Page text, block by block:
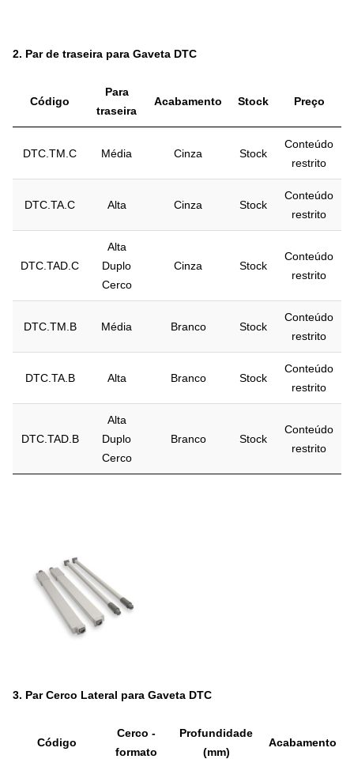
2. Par de traseira para Gaveta DTC
Código
Para
traseira
Acabamento Stock Preço
DTC.TM.C Média Cinza Stock
Conteúdo
restrito
DTC.TA.C Alta Cinza Stock
Conteúdo
restrito
DTC.TAD.C
Alta
Duplo
Cerco
Cinza Stock
Conteúdo
restrito
DTC.TM.B Média Branco Stock
Conteúdo
restrito
DTC.TA.B Alta Branco Stock
Conteúdo
restrito
DTC.TAD.B
Alta
Duplo
Cerco
Branco Stock
Conteúdo
restrito
3. Par Cerco Lateral para Gaveta DTC
Código
Cerco -
formato
Profundidade
(mm)
Acabamento